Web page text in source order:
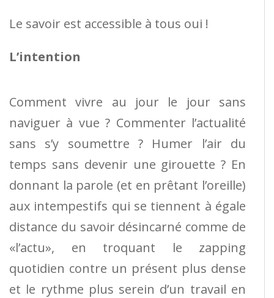
Le savoir est accessible à tous oui !
L’intention
Comment vivre au jour le jour sans
naviguer à vue ? Commenter l’actualité
sans s’y soumettre ? Humer l’air du
temps sans devenir une girouette ? En
donnant la parole (et en prêtant l’oreille)
aux intempestifs qui se tiennent à égale
distance du savoir désincarné comme de
«l’actu», en troquant le zapping
quotidien contre un présent plus dense
et le rythme plus serein d’un travail en